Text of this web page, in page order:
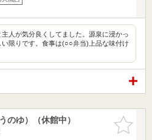
人が気分良くしてました。源泉に浸かっ
限りです。食事は(○○弁当)上品な味付け
お気に入
りに追加
のゆ）（休館中）